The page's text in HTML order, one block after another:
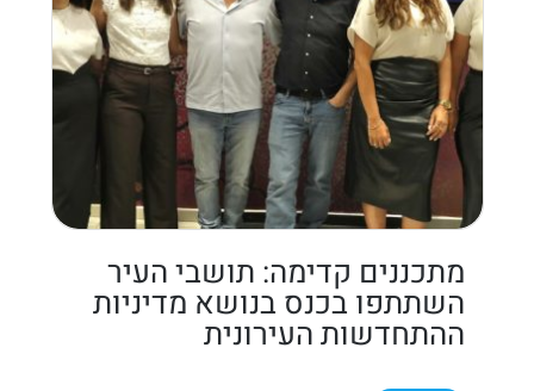
מתכננים קדימה: תושבי העיר
השתתפו בכנס בנושא מדיניות
ההתחדשות העירונית